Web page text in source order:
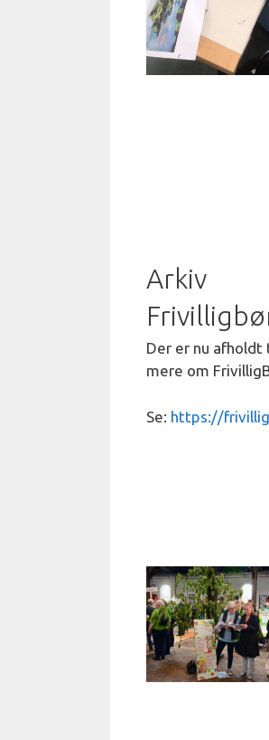
Arkiv
Der er nu afholdt
mere om
Se: https://